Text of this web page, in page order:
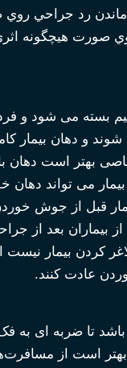
ماندن رد جراحي
صورت هيچگونه
می شود و فرد
و دهان بیمار
بهتر است دهان
می تواند
قبل از جوش
بیماران بعد از
بیمار نیست
عادت کنند.
تا ضربه ای به
است از